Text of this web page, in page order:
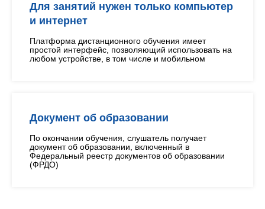
Для занятий нужен только компьютер
и интернет
Платформа дистанционного обучения имеет
простой интерфейс, позволяющий использовать на
любом устройстве, в том числе и мобильном
Документ об образовании
По окончании обучения, слушатель получает
документ об образовании, включенный в
Федеральный реестр документов об образовании
(ФРДО)